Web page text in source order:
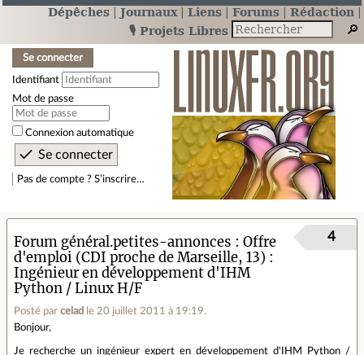
Dépêches Journaux Liens Forums
Rédaction
🎙️ Projets Libres
Se connecter
Identifiant
Mot de passe
Connexion automatique
Pas de compte ? S’inscrire…
Forum général.petites-annonces
Offre
d'emploi (CDI proche de Marseille, 13) :
Ingénieur en développement d'IHM
Python / Linux H/F
Posté par celad le 20 juillet 2011 à 19:19.
4
Bonjour,
Je recherche un ingénieur expert en développement d'IHM Python /